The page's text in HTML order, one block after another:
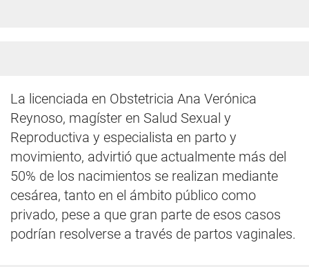
La licenciada en Obstetricia Ana Verónica
Reynoso, magíster en Salud Sexual y
Reproductiva y especialista en parto y
movimiento, advirtió que actualmente más del
50% de los nacimientos se realizan mediante
cesárea, tanto en el ámbito público como
privado, pese a que gran parte de esos casos
podrían resolverse a través de partos vaginales.